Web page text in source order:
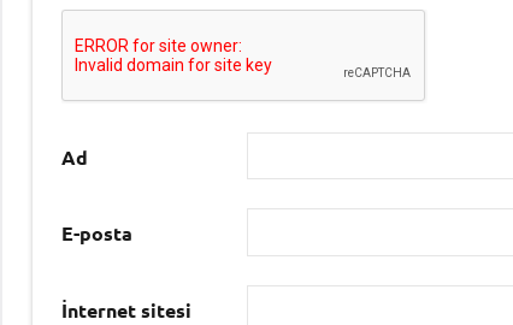
Ad
E-posta
İnternet sitesi